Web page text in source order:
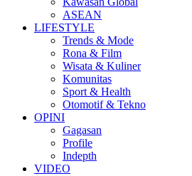
ASEAN
LIFESTYLE
Trends & Mode
Rona & Film
Wisata & Kuliner
Komunitas
Sport & Health
Otomotif & Tekno
OPINI
Gagasan
Profile
Indepth
VIDEO